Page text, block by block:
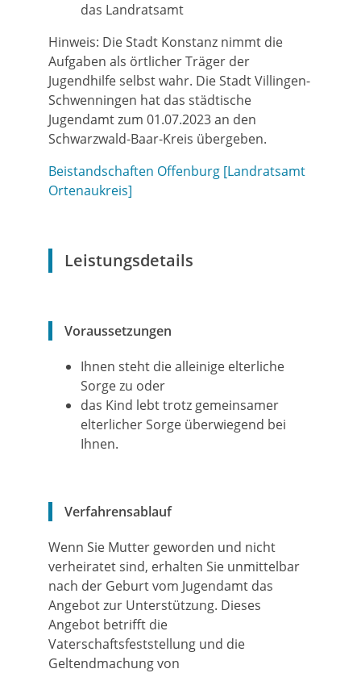
das Landratsamt
Hinweis: Die Stadt Konstanz nimmt die
Aufgaben als örtlicher Träger der
Jugendhilfe selbst wahr. Die Stadt Villingen-
Schwenningen hat das städtische
Jugendamt zum 01.07.2023 an den
Schwarzwald-Baar-Kreis übergeben.
Beistandschaften Offenburg [Landratsamt
Ortenaukreis]
Leistungsdetails
Voraussetzungen
Ihnen steht die alleinige elterliche
Sorge zu oder
das Kind lebt trotz gemeinsamer
elterlicher Sorge überwiegend bei
Ihnen.
Verfahrensablauf
Wenn Sie Mutter geworden und nicht
verheiratet sind, erhalten Sie unmittelbar
nach der Geburt vom Jugendamt das
Angebot zur Unterstützung. Dieses
Angebot betrifft die
Vaterschaftsfeststellung und die
Geltendmachung von